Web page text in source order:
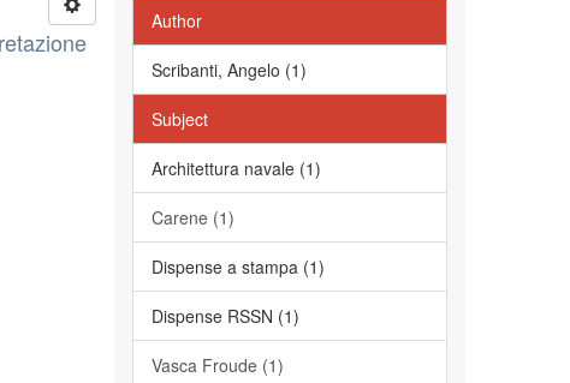
Author
Scribanti, Angelo (1)
Subject
Architettura navale (1)
Carene (1)
Dispense a stampa (1)
Dispense RSSN (1)
Vasca Froude (1)